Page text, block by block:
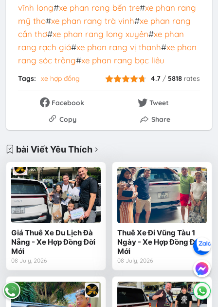
vĩnh long#xe phan rang bến tre#xe phan rang
mỹ tho#xe phan rang trà vinh#xe phan rang
cần thơ#xe phan rang long xuyên#xe phan
rang rạch giá#xe phan rang vị thanh#xe phan
rang sóc trăng#xe phan rang bạc liêu
Tags: xe hợp đồng 4.7 /5818 rates
Facebook
Tweet
Copy
Share
bài Viết Yêu Thích
Giá Thuê Xe Du Lịch Đà
Nẵng - Xe Hợp Đồng Đời
Mới
08 July, 2026
Thuê Xe Đi Vũng Tàu 1
Ngày - Xe Hợp Đồng Đời
Mới
08 July, 2026